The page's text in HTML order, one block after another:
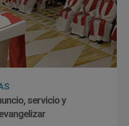
servicio y